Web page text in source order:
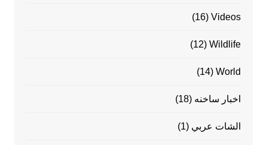
Videos
(16)
Wildlife
(12)
World
(14)
اخبار ساخنه (18)
الشات عربي (1)